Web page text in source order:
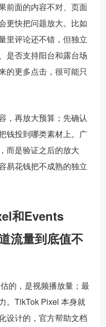
前面的内容不对、页面
更快把问题放大。比如
里评论还不错，但独立
是否支持阳台和露台场
的更多点击，很可能只
，再放大预算；先确认
钱投到哪类素材上。广
而是验证之后的放大
易花钱把不成熟的独立
和Events
流量到底值不
的，是视频播放量；最
。TikTok Pixel 本身就
设计的，官方帮助文档